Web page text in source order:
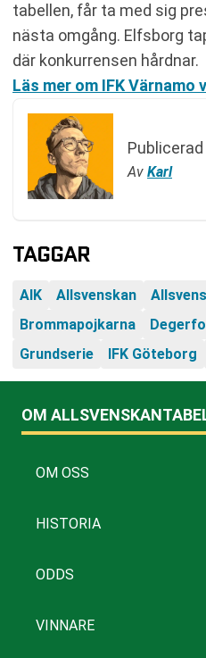
tabellen, får ta med sig
nästa omgång. Elfsborg
där konkurrensen hårdnar.
Läs mer om IFK Värnamo
Publicerad
Av Karl
TAGGAR
AIK Allsvenskan
Brommapojkarna
Grundserie
IFK Göteborg
OM
OM OSS
HISTORIA
ODDS
VINNARE